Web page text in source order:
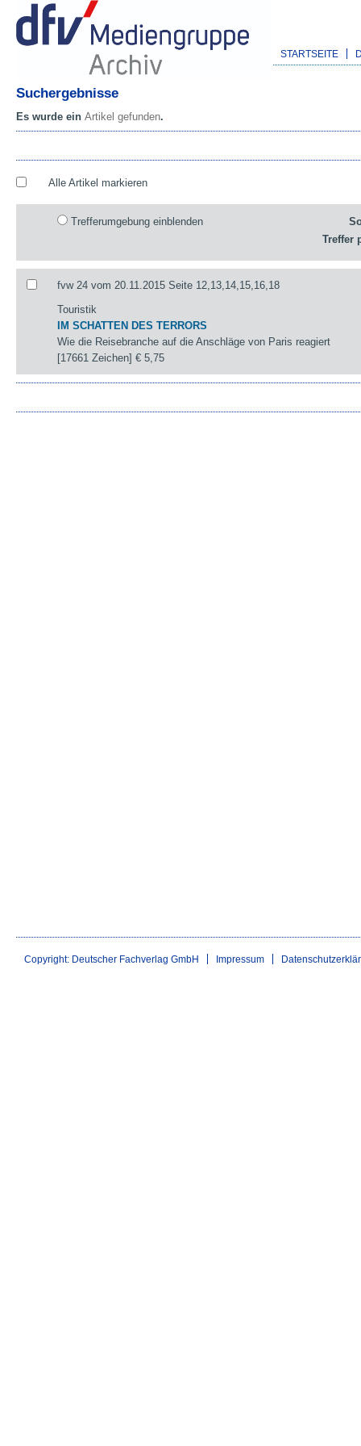
STARTSEITE
Suchergebnisse
Es wurde ein Artikel gefunden.
Alle Artikel markieren
Trefferumgebung einblenden
Treffer
fvw 24 vom 20.11.2015 Seite 12,13,14,15,16,18
Touristik
IM SCHATTEN DES TERRORS
Wie die Reisebranche auf die Anschläge von Paris reagiert
[17661 Zeichen]€ 5,75
Copyright: Deutscher Fachverlag GmbH Impressum